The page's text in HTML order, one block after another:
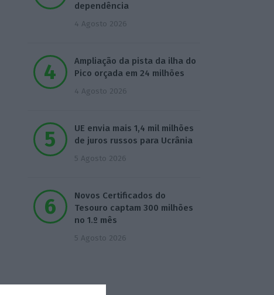
dependência
4 Agosto 2026
Ampliação da pista da ilha do
Pico orçada em 24 milhões
4 Agosto 2026
UE envia mais 1,4 mil milhões
de juros russos para Ucrânia
5 Agosto 2026
Novos Certificados do
Tesouro captam 300 milhões
no 1.º mês
5 Agosto 2026